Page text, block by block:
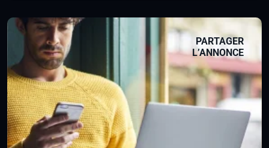
PARTAGER
L’ANNONCE